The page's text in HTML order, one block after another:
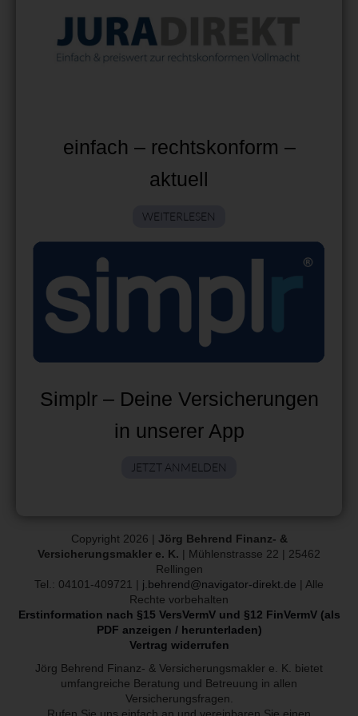
einfach – rechtskonform –
aktuell
WEITERLESEN
Simplr – Deine Versicherungen
in unserer App
JETZT ANMELDEN
Copyright 2026 | Jörg Behrend Finanz- &
Versicherungsmakler e. K. | Mühlenstrasse 22 | 25462
Rellingen
Tel.: 04101-409721 | j.behrend@navigator-direkt.de | Alle
Rechte vorbehalten
Erstinformation nach §15 VersVermV und §12 FinVermV (als
PDF anzeigen / herunterladen)
Vertrag widerrufen
Jörg Behrend Finanz- & Versicherungsmakler e. K. bietet
umfangreiche Beratung und Betreuung in allen
Versicherungsfragen.
Rufen Sie uns einfach an und vereinbaren Sie einen